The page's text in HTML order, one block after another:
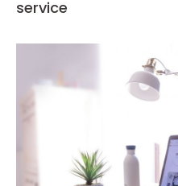
service